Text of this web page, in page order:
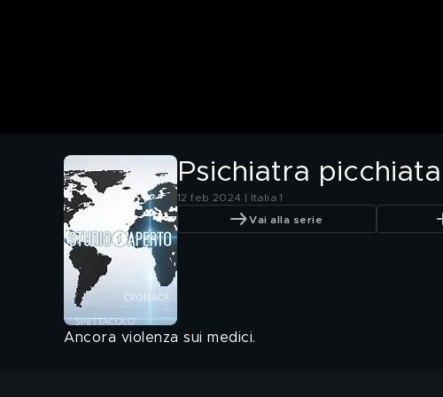
Psichiatra
12 feb 2024 | Italia 1
Vai alla serie
Ancora violenza sui medici.